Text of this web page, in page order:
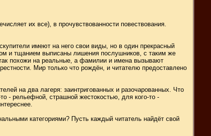
их все), в прочувствованности повествования.
имеют на него свои виды, но в один прекрасный
и тщанием выписаны лишения послушников, с таким же
похожи на реальные, а фамилии и имена вызывают
Мир только что рождён, и читателю предоставлено
на два лагеря: заинтригованных и разочарованных. Что
- рельефной, страшной жестокостью, для кого-то -
категориями? Пусть каждый читатель найдёт свой